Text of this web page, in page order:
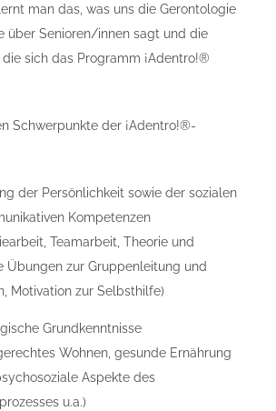
man das, was uns die Gerontologie
über Senioren/innen sagt und die
die sich das Programm ¡Adentro!®
Schwerpunkte der ¡Adentro!®-
der Persönlichkeit sowie der sozialen
Kompetenzen
Teamarbeit, Theorie und
Übungen zur Gruppenleitung und
Motivation zur Selbsthilfe)
Grundkenntnisse
Wohnen, gesunde Ernährung
Aspekte des
u.a.)